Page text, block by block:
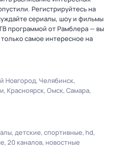
Регистрируйтесь на
сериалы, шоу и фильмы
программой от Рамблера — вы
самое интересное на
Новгород Челябинск
Красноярск Омск Самара
детские спортивные hd
20 каналов новостные